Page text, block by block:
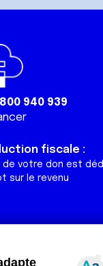
940 939
fiscale :
de votre don est
sur le revenu
Espace